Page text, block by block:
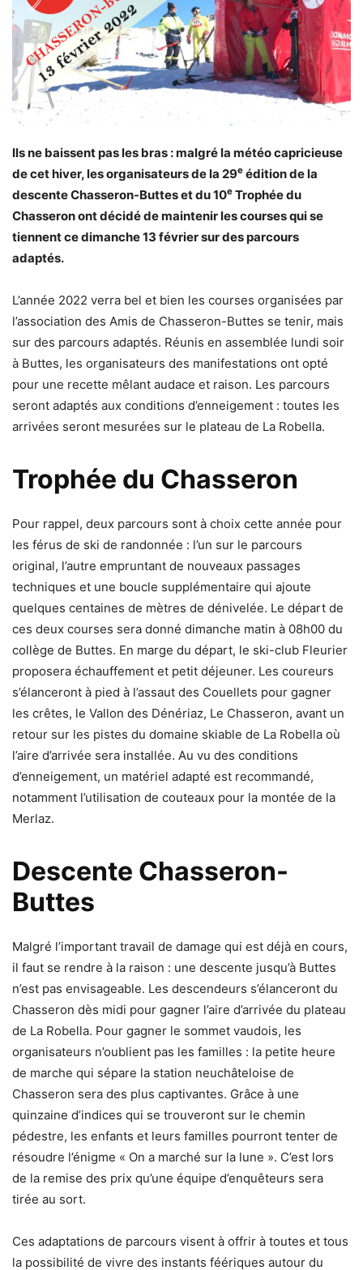
Ils ne baissent pas les bras : malgré la météo capricieuse
de cet hiver, les organisateurs de la 29e édition de la
descente Chasseron-Buttes et du 10e Trophée du
Chasseron ont décidé de maintenir les courses qui se
tiennent ce dimanche 13 février sur des parcours
adaptés.
L’année 2022 verra bel et bien les courses organisées par
l’association des Amis de Chasseron-Buttes se tenir, mais
sur des parcours adaptés. Réunis en assemblée lundi soir
à Buttes, les organisateurs des manifestations ont opté
pour une recette mêlant audace et raison. Les parcours
seront adaptés aux conditions d’enneigement : toutes les
arrivées seront mesurées sur le plateau de La Robella.
Trophée du Chasseron
Pour rappel, deux parcours sont à choix cette année pour
les férus de ski de randonnée : l’un sur le parcours
original, l’autre empruntant de nouveaux passages
techniques et une boucle supplémentaire qui ajoute
quelques centaines de mètres de dénivelée. Le départ de
ces deux courses sera donné dimanche matin à 08h00 du
collège de Buttes. En marge du départ, le ski-club Fleurier
proposera échauffement et petit déjeuner. Les coureurs
s’élanceront à pied à l’assaut des Couellets pour gagner
les crêtes, le Vallon des Dénériaz, Le Chasseron, avant un
retour sur les pistes du domaine skiable de La Robella où
l’aire d’arrivée sera installée. Au vu des conditions
d’enneigement, un matériel adapté est recommandé,
notamment l’utilisation de couteaux pour la montée de la
Merlaz.
Descente Chasseron-
Buttes
Malgré l’important travail de damage qui est déjà en cours,
il faut se rendre à la raison : une descente jusqu’à Buttes
n’est pas envisageable. Les descendeurs s’élanceront du
Chasseron dès midi pour gagner l’aire d’arrivée du plateau
de La Robella. Pour gagner le sommet vaudois, les
organisateurs n’oublient pas les familles : la petite heure
de marche qui sépare la station neuchâteloise de
Chasseron sera des plus captivantes. Grâce à une
quinzaine d’indices qui se trouveront sur le chemin
pédestre, les enfants et leurs familles pourront tenter de
résoudre l’énigme « On a marché sur la lune ». C’est lors
de la remise des prix qu’une équipe d’enquêteurs sera
tirée au sort.
Ces adaptations de parcours visent à offrir à toutes et tous
la possibilité de vivre des instants féériques autour du